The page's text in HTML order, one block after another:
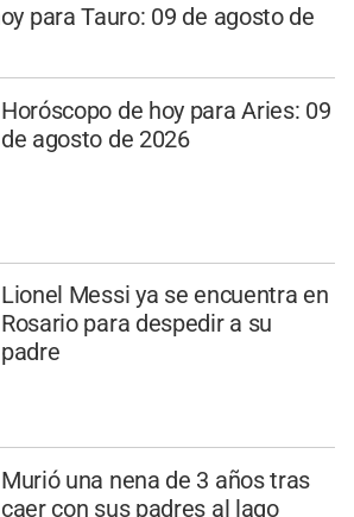
para Tauro: 09 de agosto de
Horóscopo de hoy para Aries: 09
de agosto de 2026
Lionel Messi ya se encuentra en
Rosario para despedir a su
padre
Murió una nena de 3 años tras
caer con sus padres al lago